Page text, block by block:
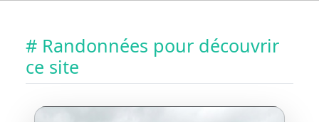
# Randonnées pour découvrir
ce site